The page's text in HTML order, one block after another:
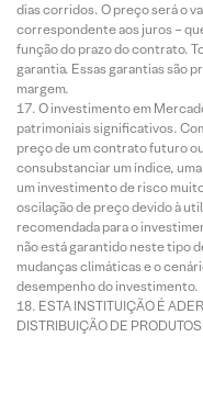
dias corridos. O preço será o
correspondente aos juros –
função do prazo do contrato.
garantia. Essas garantias são
margem.
O investimento em
patrimoniais significativos.
preço de um contrato futuro
consubstanciar um índice,
um investimento de risco
oscilação de preço devido à
recomendada para o
não está garantido neste tipo
mudanças climáticas e o
desempenho do investimento.
ESTA INSTITUIÇÃO É
DISTRIBUIÇÃO DE